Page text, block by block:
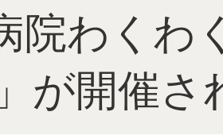
院わくわ
が開催さ